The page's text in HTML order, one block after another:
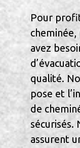
Pour
avez
qualité.
pose et
de
sécurisés.
assurent